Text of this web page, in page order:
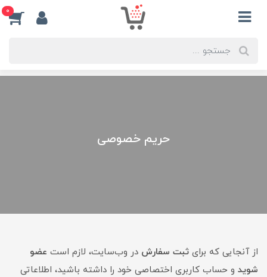
0
حریم خصوصی
از آنجایی که برای ثبت سفارش در وب‌سایت، لازم است عضو
شوید و حساب کاربری اختصاصی خود را داشته باشید، اطلاعاتی